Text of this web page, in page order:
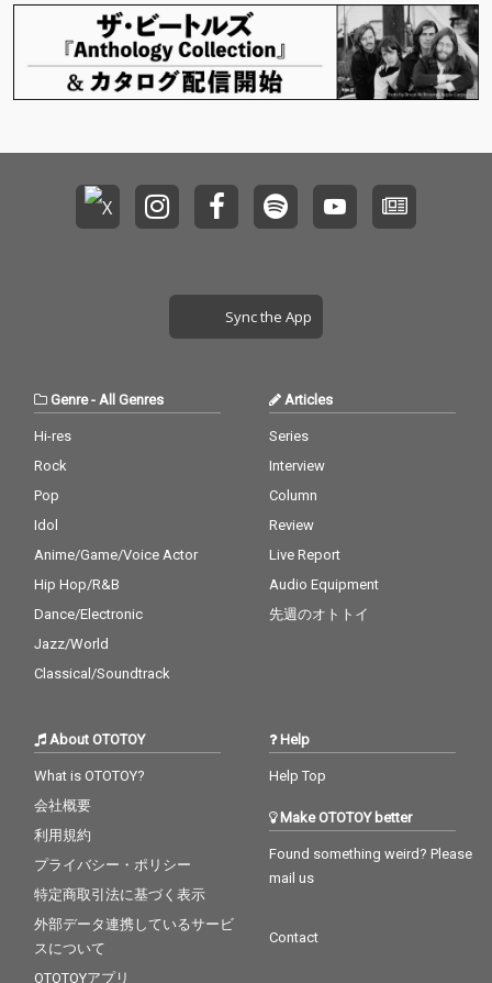
徴である「植物」を基
盤とし、社会的な抑圧
からの解放そして新た
な存在へと生まれ変わ
るその渦中を描く。 変
を、ハウスミュージッ
ップのような電子的な
サウンドで表現した。
れても、何かを崇拝し
入れた時、そこにはと
てつもない量のエネル
私達をより良い形に導
現化し、体現してくれ
る音楽ジャンルこそが
エレクトロミュージッ
クだと考えます。 本作
のテーマは「再誕」で
るがままの「あなた自
込められた作品です。
言葉にも着目してお聴
きしていただけると幸
いです。
徴である「植物」を基
盤とし、社会的な抑圧
からの解放そして新た
な存在へと生まれ変わ
るその渦中を描く。 変
を、ハウスミュージッ
ップのような電子的な
サウンドで表現した。
れても、何かを崇拝し
ていても、自分自身を
入れた時、そこにはと
てつもない量のエネル
私達をより良い形に導
いてくれることを確信
ルギーを可視化し、具
現化し、体現してくれ
る音楽ジャンルこそが
エレクトロミュージッ
クだと考えます。 本作
込められた作品です。
言葉にも着目してお聴
いです。
うに一定のテンポを刻
みながら、エレクトロ
ニックで奇怪なサウン
ドが聴覚を駆け抜け
る。
うに一定のテンポを刻
みながら、エレクトロ
ニックで奇怪なサウン
ドが聴覚を駆け抜け
る。
Sync the App
Genre- All Genres
Hi-res
Rock
Pop
Idol
Anime/Game/Voice Actor
Hip Hop/R&B
Dance/Electronic
Jazz/World
Classical/Soundtrack
Articles
Series
Interview
Column
Review
Live Report
Audio Equipment
先週のオトトイ
About OTOTOY
What is OTOTOY?
会社概要
利用規約
プライバシー・ポリシー
特定商取引法に基づく表示
外部データ連携しているサービ
スについて
OTOTOYアプリ
Help
Help Top
Make OTOTOY better
Found something weird? Please
mail us
Contact